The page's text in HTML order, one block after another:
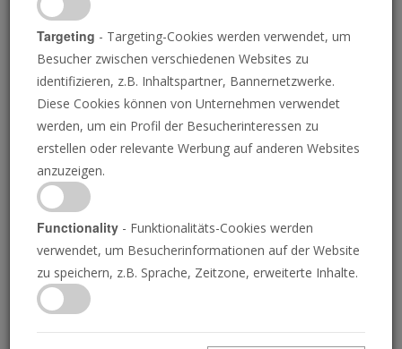
Gruppe
RICHARD PALMER • 02.07.2026
D er Vatikan hat offiziell ein
Exkommunikationsdekret gegen alle sechs
Bischöfe der ultrakonservativen Priesterbruderschaft
St. Pius X. erlassen. Anfang dieser Woche weihten die
beiden Bischöfe der Gruppe entgegen dem Willen des
Papstes vier neue Bischöfe. Die katholische Kirche
warnte zudem Geistliche und Laien, dass sie
exkommuniziert würden, sollten sie „sich dem Schisma
der Priesterbruderschaft St. Pius X. anschließen“.
Targeting - Targeting-Cookies werden verwendet, um
Besucher zwischen verschiedenen Websites zu
identifizieren, z.B. Inhaltspartner, Bannernetzwerke.
Diese Cookies können von Unternehmen verwendet
werden, um ein Profil der Besucherinteressen zu
erstellen oder relevante Werbung auf anderen Websites
anzuzeigen.
Functionality - Funktionalitäts-Cookies werden
verwendet, um Besucherinformationen auf der Website
zu speichern, z.B. Sprache, Zeitzone, erweiterte Inhalte.